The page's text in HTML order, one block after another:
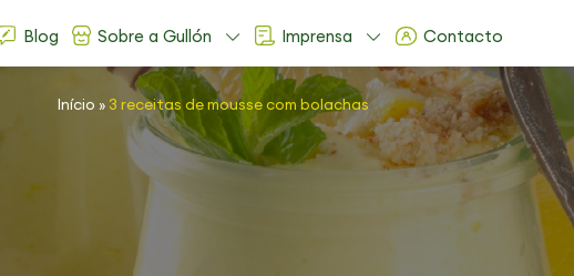
Blog Sobre a Gullón Imprensa Contacto
Início » 3 receitas de mousse com bolachas